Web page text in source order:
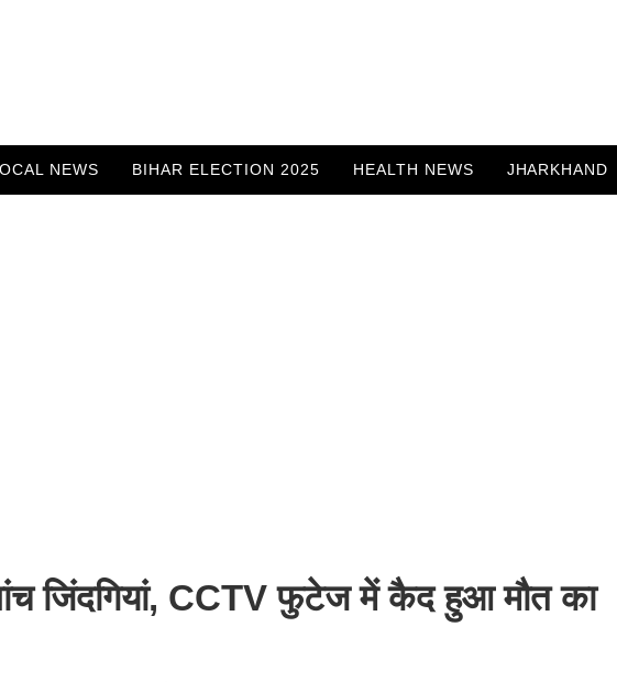
NEWS BIHAR ELECTION 2025 HEALTH NEWS JHARKHAND
जिंदगियां, CCTV फुटेज में कैद हुआ मौत का